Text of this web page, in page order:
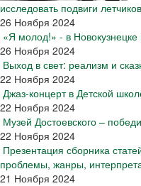
исследовать подвиги
26 Ноября 2024
«Я молод!» - в
26 Ноября 2024
Выход в свет: реализм и
22 Ноября 2024
Джаз-концерт в Детской
22 Ноября 2024
Музей Достоевского –
22 Ноября 2024
Презентация сборника
проблемы, жанры,
21 Ноября 2024